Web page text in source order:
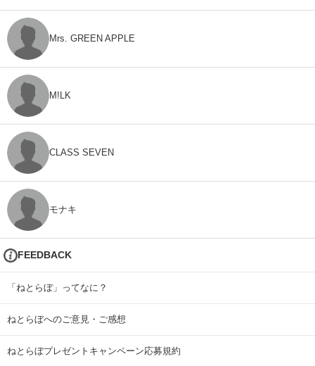
Mrs. GREEN APPLE
M!LK
CLASS SEVEN
モナキ
FEEDBACK
「ねとらぼ」ってなに？
ねとらぼへのご意見・ご感想
ねとらぼプレゼントキャンペーン応募規約